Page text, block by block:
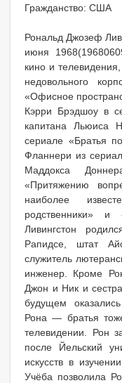
Гражданство: США
Рональд Джозеф
июня
кино и
недовольного
«Офисное
Кэрри Брэдшоу в
капитана Льюиса
сериале «Братья
Фланнери из
Маддокса
«Притяжению
наиболее
родственники» и
Ливингстон
Рапидсе, штат
служитель
инженер. Кроме
Джон и Ник и
будущем
Рона — братья
телевидении. Рон
после Йельский
искусств в
Учёба позволила